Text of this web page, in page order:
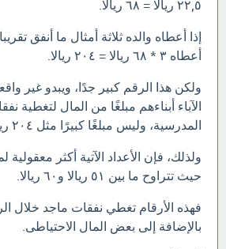
٢٢,٥ ريالا = ٦٨ ريالا.
إذا أعطاه والده ثلاثة أمثال ما أنفق
أعطاه ٣ * ٦٨ ريالا = ٢٠٤ ريالا.
ولكن هذا الرقم كبير جدًا، ويبدو غير
الآباء أبناءهم مبلغًا من المال لتغطية
المدرسية، وليس مبلغًا كبيرًا مثل ٢٠٤ ريالات.
ولذلك، فإن الأعداد الآتية أكثر معقولية
حيث تتراوح ما بين ٥١ ريالا و٦٠ ريالا.
فهذه الأرقام تغطي نفقات ماجد خلال
بالإضافة إلى بعض المال الاحتياطى.